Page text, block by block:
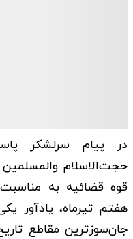
در پیام سرلشکر
حجت‌الاسلام
قوه قضائیه به
هفتم تیرماه، یادآور
جان‌سوزترین مقاطع